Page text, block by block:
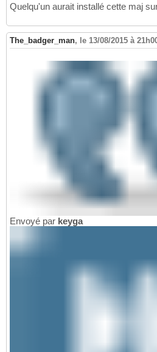
Quelqu'un aurait installé cette maj
The_badger_man, le 13/08/2015 à
Envoyé par keyga